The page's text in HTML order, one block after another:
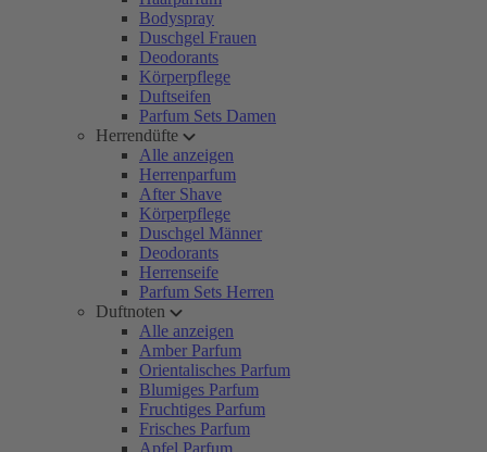
Bodyspray
Duschgel Frauen
Deodorants
Körperpflege
Duftseifen
Parfum Sets Damen
Herrendüfte
Alle anzeigen
Herrenparfum
After Shave
Körperpflege
Duschgel Männer
Deodorants
Herrenseife
Parfum Sets Herren
Duftnoten
Alle anzeigen
Amber Parfum
Orientalisches Parfum
Blumiges Parfum
Fruchtiges Parfum
Frisches Parfum
Apfel Parfum